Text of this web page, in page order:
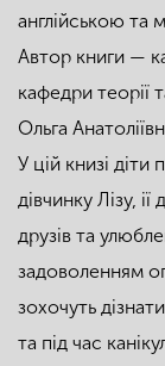
англійською та
Автор книги —
кафедри теорії
Ольга
У цій книзі
дівчинку Лізу,
друзів та
задоволенням
зохочуть
та під час